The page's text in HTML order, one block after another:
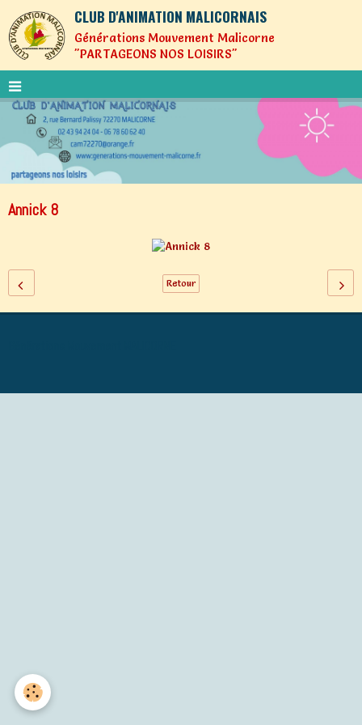
CLUB D'ANIMATION MALICORNAIS
Générations Mouvement Malicorne
"PARTAGEONS NOS LOISIRS"
Annick 8
Retour